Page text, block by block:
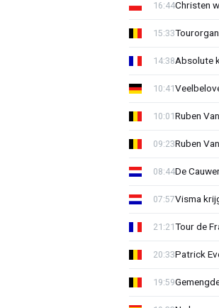
Christen
16:44
15:33
Absolute
14:38
10:41
Ruben
10:01
Ruben
09:23
De
08:44
Visma
07:57
Tour de
21:21
Patrick
20:33
19:59